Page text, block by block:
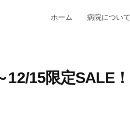
ホーム 病院について
15限定SALE！